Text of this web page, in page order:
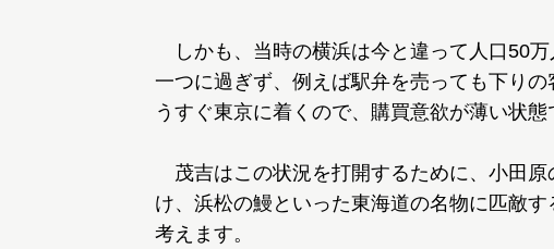
しかも、当時の横浜は今と違って人口50
一つに過ぎず、例えば駅弁を売っても下り
うすぐ東京に着くので、購買意欲が薄い状態
茂吉はこの状況を打開するために、小田
け、浜松の鰻といった東海道の名物に匹敵
考えます。